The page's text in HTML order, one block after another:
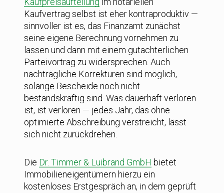
Kaufvertrag selbst ist eher kontraproduktiv —
sinnvoller ist es, das Finanzamt zunächst
seine eigene Berechnung vornehmen zu
lassen und dann mit einem gutachterlichen
Parteivortrag zu widersprechen. Auch
nachträgliche Korrekturen sind möglich,
solange Bescheide noch nicht
bestandskräftig sind. Was dauerhaft verloren
ist, ist verloren — jedes Jahr, das ohne
optimierte Abschreibung verstreicht, lässt
sich nicht zurückdrehen.
Die Dr. Timmer & Luibrand GmbH bietet
Immobilieneigentümern hierzu ein
kostenloses Erstgespräch an, in dem geprüft